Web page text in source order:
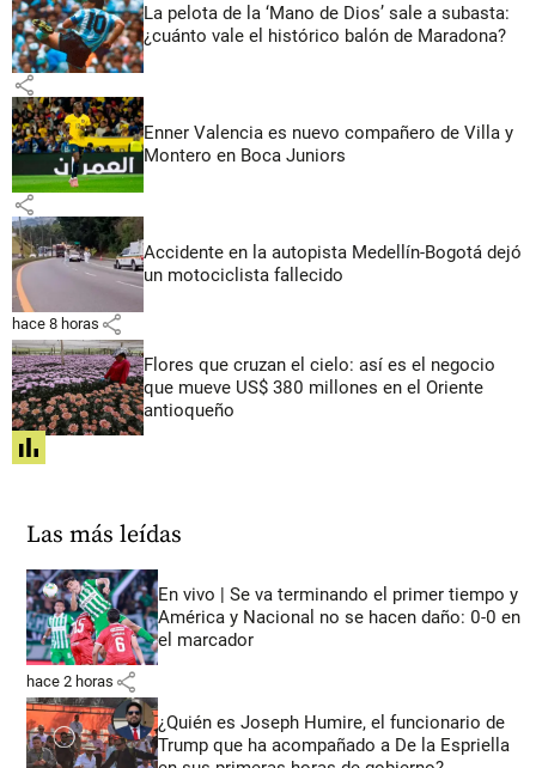
La pelota de la ‘Mano de Dios’ sale a subasta:
¿cuánto vale el histórico balón de Maradona?
share
Enner Valencia es nuevo compañero de Villa y
Montero en Boca Juniors
share
Accidente en la autopista Medellín-Bogotá dejó
un motociclista fallecido
hace 8 horas share
Flores que cruzan el cielo: así es el negocio
que mueve US$ 380 millones en el Oriente
antioqueño
share
Las más leídas
En vivo | Se va terminando el primer tiempo y
América y Nacional no se hacen daño: 0-0 en
el marcador
hace 2 horas share
¿Quién es Joseph Humire, el funcionario de
Trump que ha acompañado a De la Espriella